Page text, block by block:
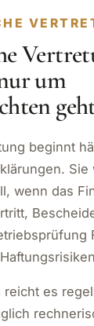
um
beginnt
Sie
wenn das
es